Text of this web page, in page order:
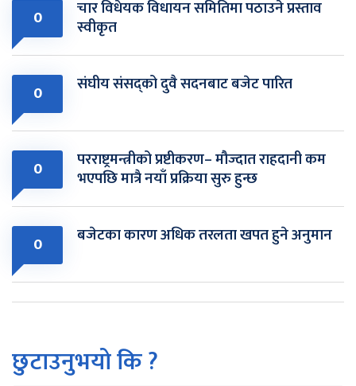
0 चार विधेयक विधायन समितिमा पठाउने प्रस्ताव
स्वीकृत
0 संघीय संसद्को दुवै सदनबाट बजेट पारित
0 परराष्ट्रमन्त्रीको प्रष्टीकरण– मौज्दात राहदानी कम
भएपछि मात्रै नयाँ प्रक्रिया सुरु हुन्छ
0 बजेटका कारण अधिक तरलता खपत हुने अनुमान
छुटाउनुभयो कि ?